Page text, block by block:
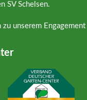
SV Schelsen.
unserem Engagement